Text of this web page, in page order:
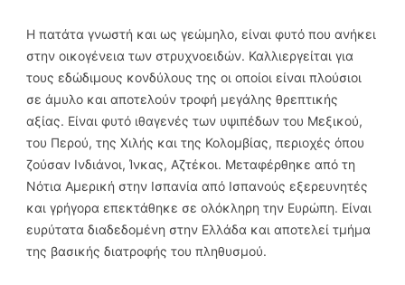
Η πατάτα γνωστή και ως γεώμηλο, είναι φυτό που ανήκει
στην οικογένεια των στρυχνοειδών. Καλλιεργείται για
τους εδώδιμους κονδύλους της οι οποίοι είναι πλούσιοι
σε άμυλο και αποτελούν τροφή μεγάλης θρεπτικής
αξίας. Είναι φυτό ιθαγενές των υψιπέδων του Μεξικού,
του Περού, της Χιλής και της Κολομβίας, περιοχές όπου
ζούσαν Ινδιάνοι, Ίνκας, Αζτέκοι. Μεταφέρθηκε από τη
Νότια Αμερική στην Ισπανία από Ισπανούς εξερευνητές
και γρήγορα επεκτάθηκε σε ολόκληρη την Ευρώπη. Είναι
ευρύτατα διαδεδομένη στην Ελλάδα και αποτελεί τμήμα
της βασικής διατροφής του πληθυσμού.